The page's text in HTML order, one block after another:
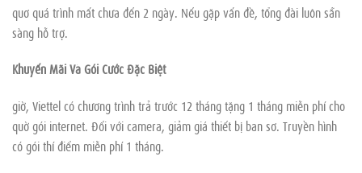
quơ quá trình mất chưa đến 2 ngày. Nếu gặp vấn đề, tổng đài luôn sẵn
sàng hỗ trợ.
Khuyến Mãi Và Gói Cước Đặc Biệt
giờ, Viettel có chương trình trả trước 12 tháng tặng 1 tháng miễn phí cho
quờ gói internet. Đối với camera, giảm giá thiết bị ban sơ. Truyền hình
có gói thí điểm miễn phí 1 tháng.